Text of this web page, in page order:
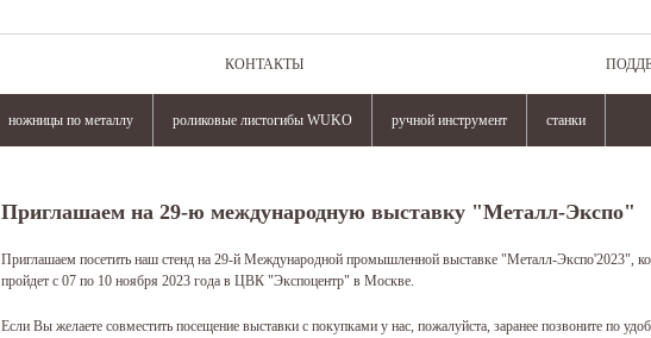
КОНТАКТЫ
ножницы по металлу роликовые листогибы WUKO ручной инструмент станки
Приглашаем на 29-ю международную выставку "Металл-Экспо"
Приглашаем посетить наш стенд на 29-й Международной промышленной выставке "Металл-Экспо'2023",
пройдет с 07 по 10 ноября 2023 года в ЦВК "Экспоцентр" в Москве.
Если Вы желаете совместить посещение выставки с покупками у нас, пожалуйста, заранее позвоните по